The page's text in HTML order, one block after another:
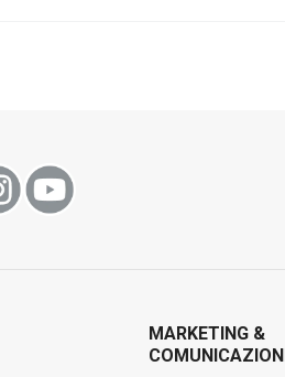
MARKETING &